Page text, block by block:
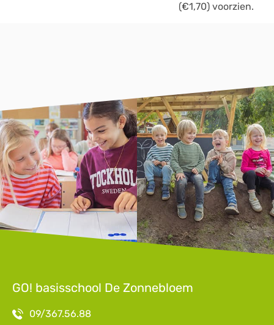
(€1,70) voorzien.
GO! basisschool De Zonnebloem
09/367.56.88